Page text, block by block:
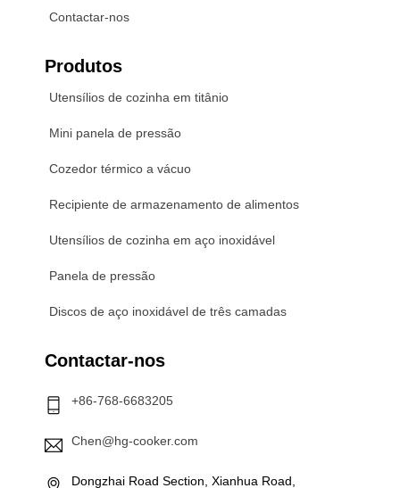
Contactar-nos
Produtos
Utensílios de cozinha em titânio
Mini panela de pressão
Cozedor térmico a vácuo
Recipiente de armazenamento de alimentos
Utensílios de cozinha em aço inoxidável
Panela de pressão
Discos de aço inoxidável de três camadas
Contactar-nos
+86-768-6683205
Chen@hg-cooker.com
Dongzhai Road Section, Xianhua Road,